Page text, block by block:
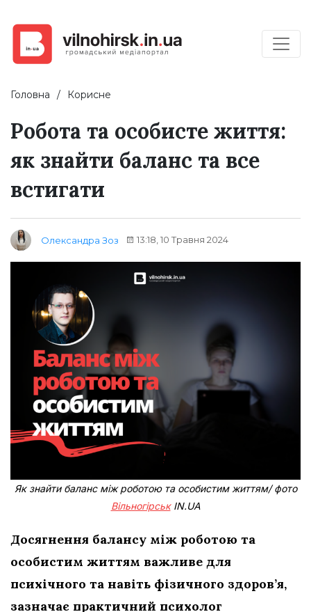
Головна Корисне
Робота та особисте життя:
як знайти баланс та все
встигати
Олександра Зоз 13:18, 10 Травня 2024
Як знайти баланс між роботою та особистим життям/ фото
ВільногірськIN.UA
Досягнення балансу між роботою та
особистим життям важливе для
психічного та навіть фізичного здоров’я,
зазначає практичний психолог